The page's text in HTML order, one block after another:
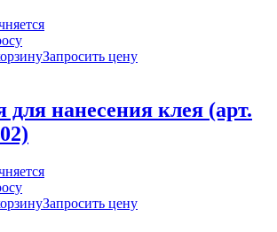
Запросить цену
для нанесения клея (арт.
Запросить цену